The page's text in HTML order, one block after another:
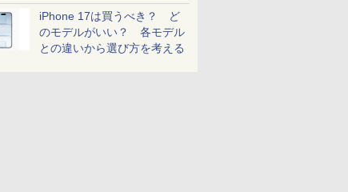
iPhone 17は買うべき？ ど
のモデルがいい？ 各モデル
との違いから選び方を考える